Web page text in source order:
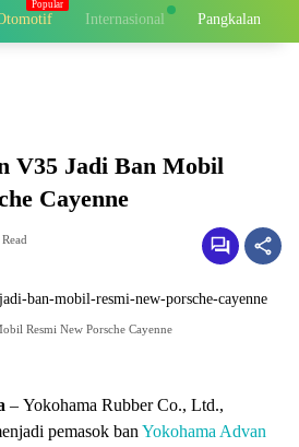
Internasional Pangkalan
V35 Jadi Ban Mobil
Cayenne
Resmi New Porsche Cayenne
– Yokohama Rubber Co., Ltd.,
pemasok ban Yokohama Advan